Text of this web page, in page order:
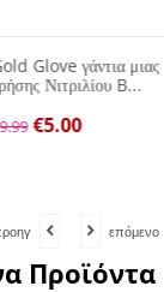
Sairo
-
επόμενο
Προϊόντα